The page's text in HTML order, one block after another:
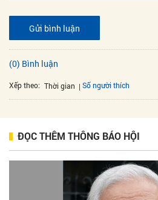
Gửi bình luận
(0) Bình luận
Xếp theo: Thời gian Số người thích
ĐỌC THÊM THÔNG BÁO HỘI